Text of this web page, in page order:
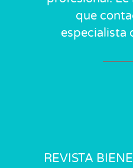
que
especialista
REVISTA